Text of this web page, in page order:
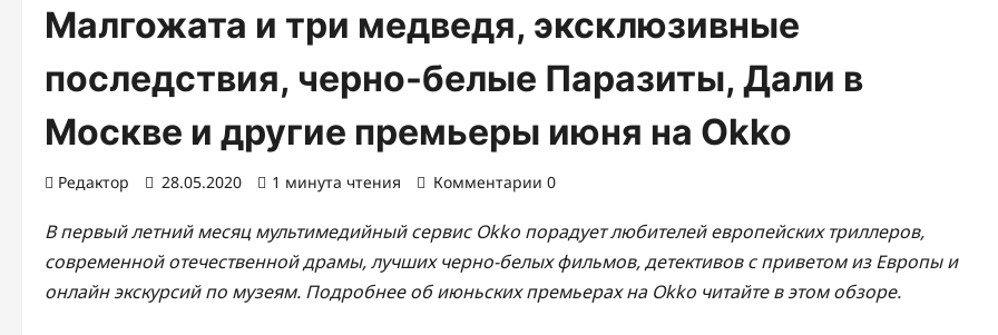
Малгожата и три медведя, эксклюзивные
последствия, черно-белые Паразиты, Дали в
Москве и другие премьеры июня на Okko
Редактор 28.05.2020 1 минута чтения Комментарии 0
В первый летний месяц мультимедийный сервис Okko порадует любителей европейских триллеров,
современной отечественной драмы, лучших черно-белых фильмов, детективов с приветом из Европы и
онлайн экскурсий по музеям. Подробнее об июньских премьерах на Okko читайте в этом обзоре.